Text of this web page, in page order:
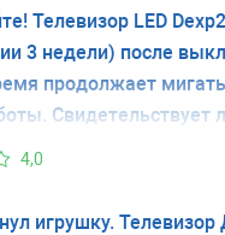
Телевизор LED
3 недели) после
продолжает
Свидетельствует
телевизора?
4,0
игрушку.